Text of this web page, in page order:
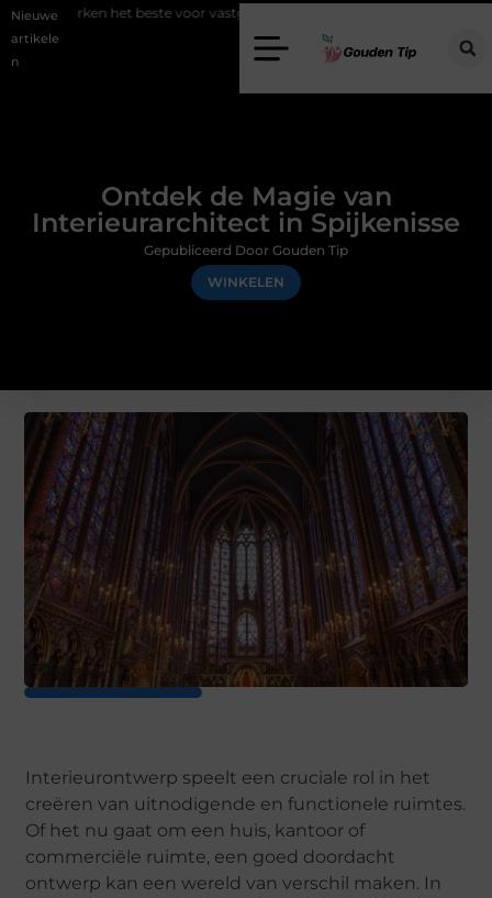
Nieuwe
artikele
n
voor vastgoedmarketing?
Ontdek de Magie van
Interieurarchitect in Spijkenisse
WINKELEN
Gepubliceerd Door Gouden Tip
Interieurontwerp speelt een cruciale rol in het
creëren van uitnodigende en functionele ruimtes.
Of het nu gaat om een huis, kantoor of
commerciële ruimte, een goed doordacht
ontwerp kan een wereld van verschil maken. In